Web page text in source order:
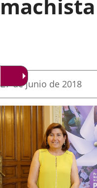
machista
Fecha
la
noticia
27 de junio de 2018